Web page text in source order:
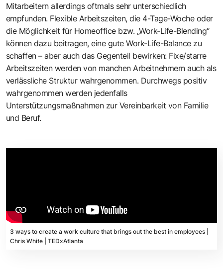
Mitarbeitern allerdings oftmals sehr unterschiedlich
empfunden. Flexible Arbeitszeiten, die 4-Tage-Woche oder
die Möglichkeit für Homeoffice bzw. „Work-Life-Blending“
können dazu beitragen, eine gute Work-Life-Balance zu
schaffen – aber auch das Gegenteil bewirken: Fixe/starre
Arbeitszeiten werden von manchen Arbeitnehmern auch als
verlässliche Struktur wahrgenommen. Durchwegs positiv
wahrgenommen werden jedenfalls
Unterstützungsmaßnahmen zur Vereinbarkeit von Familie
und Beruf.
3 ways to create a work culture that brings out the best in employees |
Chris White | TEDxAtlanta